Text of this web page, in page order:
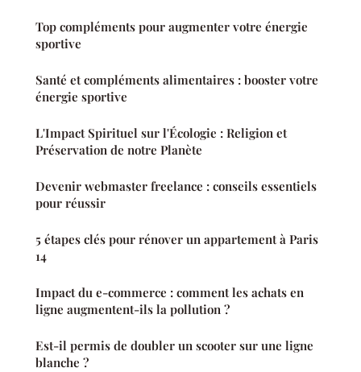
Top compléments pour augmenter votre énergie
sportive
Santé et compléments alimentaires : booster votre
énergie sportive
L'Impact Spirituel sur l'Écologie : Religion et
Préservation de notre Planète
Devenir webmaster freelance : conseils essentiels
pour réussir
5 étapes clés pour rénover un appartement à Paris
14
Impact du e-commerce : comment les achats en
ligne augmentent-ils la pollution ?
Est-il permis de doubler un scooter sur une ligne
blanche ?